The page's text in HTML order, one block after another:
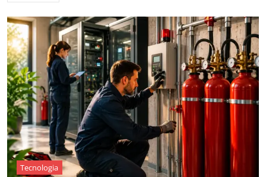
Tecnologia